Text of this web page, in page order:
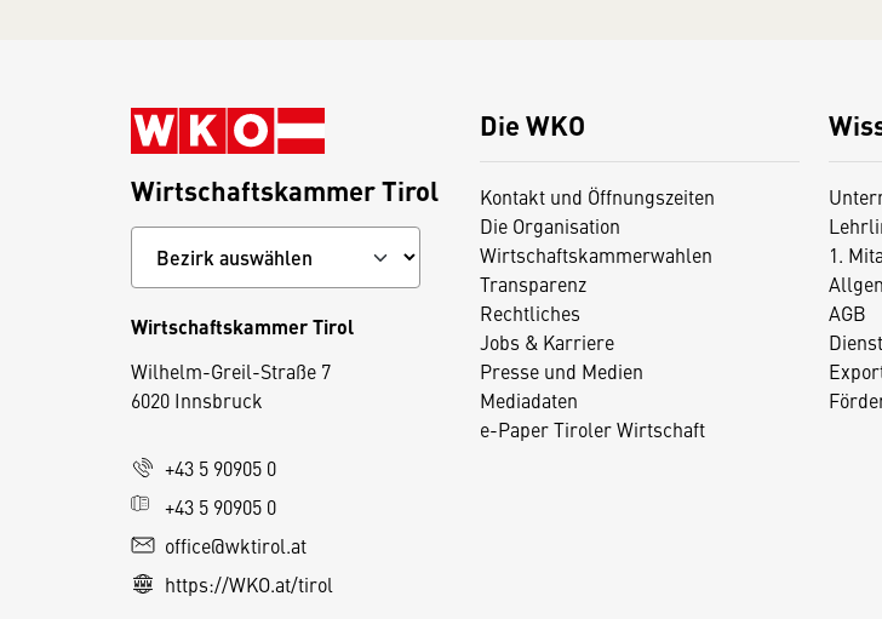
Die WKO
Kontakt und Öffnungszeiten
Die Organisation
Wirtschaftskammerwahlen
Transparenz
Rechtliches
Jobs & Karriere
Presse und Medien
Mediadaten
e-Paper Tiroler Wirtschaft
1.
AGB
Wirtschaftskammer Tirol
Wirtschaftskammer Tirol
Wilhelm-Greil-Straße 7
6020 Innsbruck
+43 5 90905 0
+43 5 90905 0
office@wktirol.at
https://WKO.at/tirol